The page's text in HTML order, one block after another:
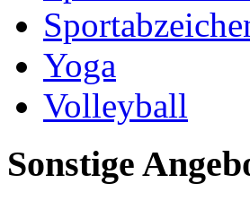
Yoga
Volleyball
Sonstige